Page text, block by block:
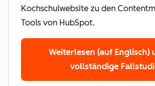
Kochschulwebsite zu den
Tools von HubSpot.
Weiterlesen (auf Englisch)
vollständige